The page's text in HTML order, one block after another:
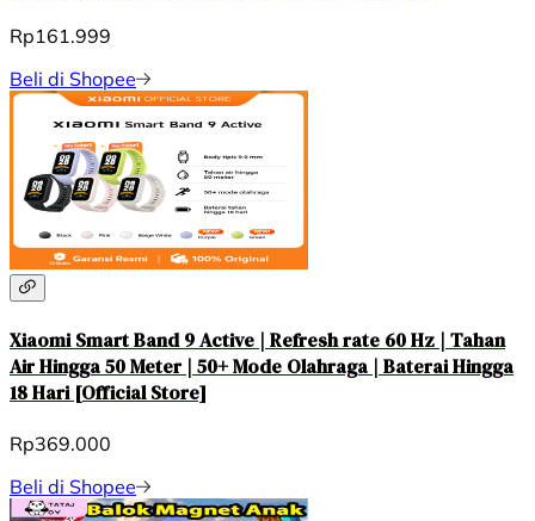
Rp161.999
Beli di Shopee
Xiaomi Smart Band 9 Active | Refresh rate 60 Hz | Tahan
Air Hingga 50 Meter | 50+ Mode Olahraga | Baterai Hingga
18 Hari [Official Store]
Rp369.000
Beli di Shopee